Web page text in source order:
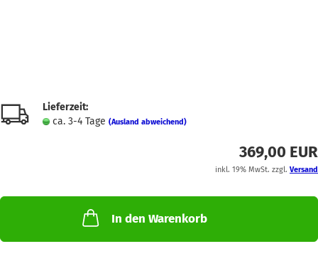
Lieferzeit:
ca. 3-4 Tage (Ausland abweichend)
369,00 EUR
inkl. 19% MwSt. zzgl. Versand
In den Warenkorb